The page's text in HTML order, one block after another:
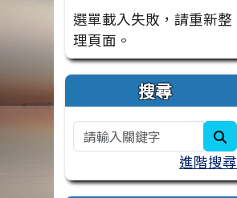
選單載入失敗，請重新整
理頁面。
搜尋
進階搜尋